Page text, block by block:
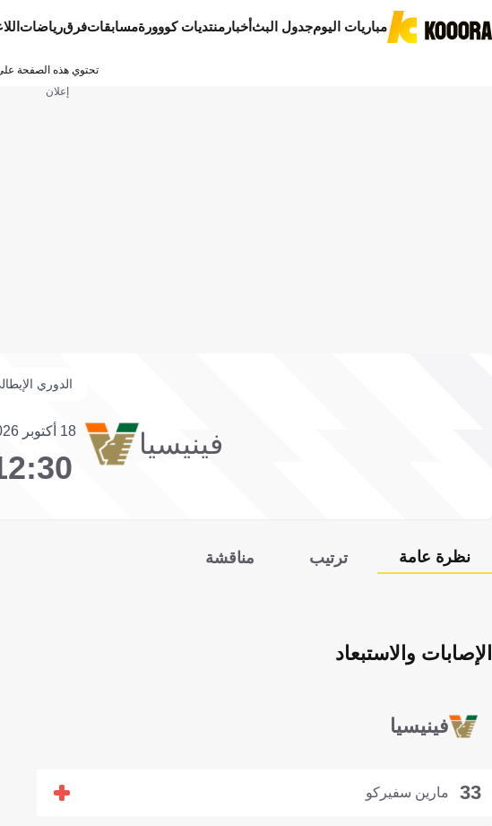
مباريات اليومجدول البثأخبار منتديات كووورةمسابقاتفرقرياضات
تحتوي هذه الصفحة
إعلان
الدوري
فينيسيا 18 أكتوبر 2026
نظرة عامة ترتيب مناقشة
فينيسيا
الإصابات والاستبعاد
33 مارين سفيركو